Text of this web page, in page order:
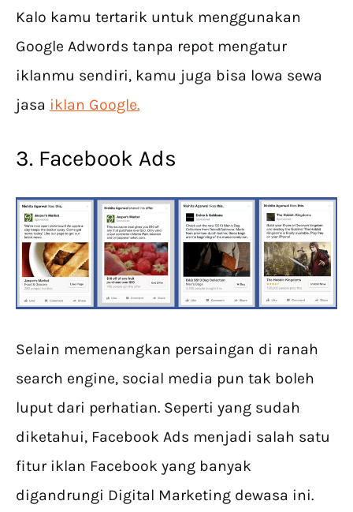
Kalo kamu tertarik untuk menggunakan
Google Adwords tanpa repot mengatur
iklanmu sendiri, kamu juga bisa lowa sewa
jasa iklan Google.
3. Facebook Ads
Selain memenangkan persaingan di ranah
search engine, social media pun tak boleh
luput dari perhatian. Seperti yang sudah
diketahui, Facebook Ads menjadi salah satu
fitur iklan Facebook yang banyak
digandrungi Digital Marketing dewasa ini.